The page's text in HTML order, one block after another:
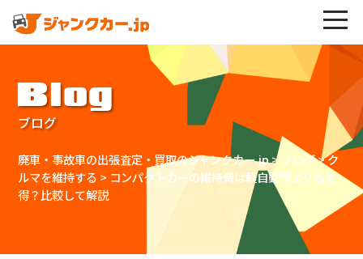
Blog
ブログ
廃車・事故車の出張査定・買取のジャンクカー.jp> ブログ>ク
ルマを維持する > コンパクトカーの維持費は軽自動車よりもお
得？比較して解説